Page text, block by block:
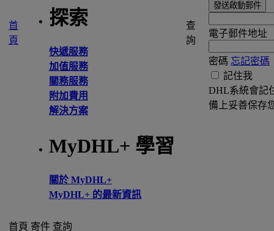
首
頁
探索
快遞服務
加值服務
關務服務
附加費用
解決方案
MyDHL+ 學習
關於 MyDHL+
MyDHL+ 的最新資訊
查
詢
發送啟動郵件
電子郵件地址
密碼 忘記密碼
記住我
DHL系統會記
備上妥善保存
首頁 寄件 查詢